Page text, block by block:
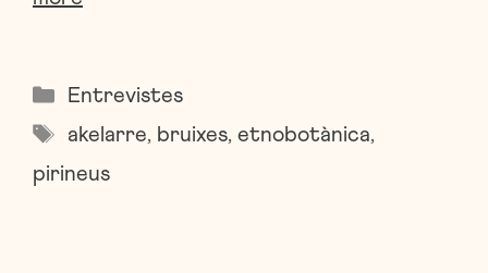
Categories
Entrevistes
Etiquetes
akelarre, bruixes, etnobotànica,
pirineus